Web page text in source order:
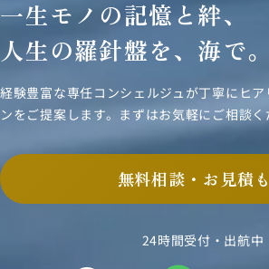
一生モノの記憶と絆、
人生の羅針盤を、海で。
経験豊富な専任コンシェルジュが丁寧にヒア
ンをご提案します。まずはお気軽にご相談
無料相談・お見積
24時間受付・出航中